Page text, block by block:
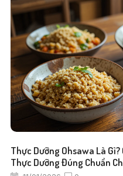
Thực Dưỡng Ohsawa Là
Thực Dưỡng Đúng Chuẩn